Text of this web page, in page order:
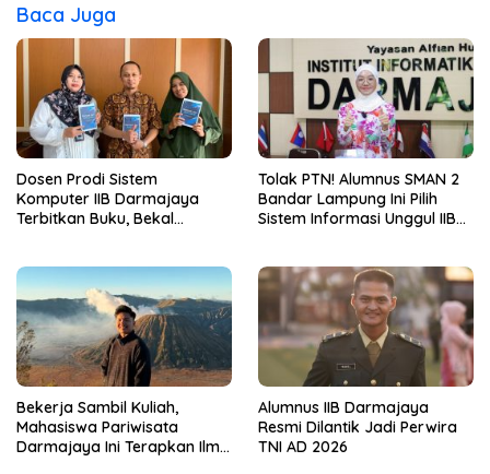
Baca Juga
Dosen Prodi Sistem
Komputer IIB Darmajaya
Terbitkan Buku, Bekal
Tolak PTN! Alumnus SMAN 2
Bandar Lampung Ini Pilih
Sistem Informasi Unggul IIB
Bekerja Sambil Kuliah,
Mahasiswa Pariwisata
Darmajaya Ini Terapkan Ilmu
Alumnus IIB Darmajaya
Resmi Dilantik Jadi Perwira
TNI AD 2026